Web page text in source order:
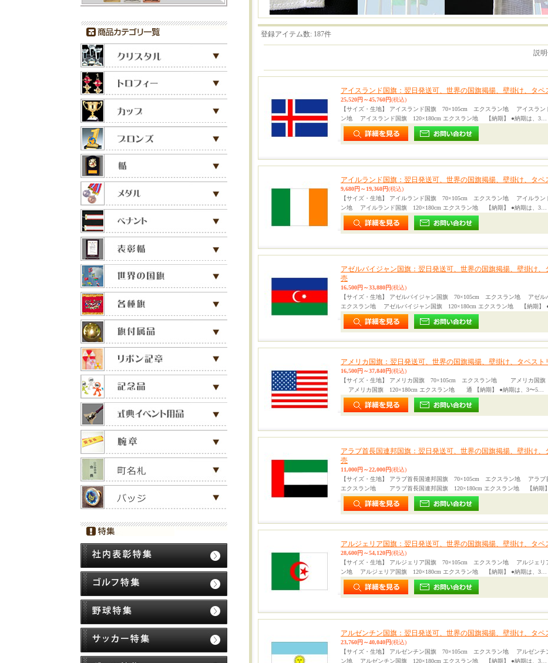
登録アイテム数: 187件
説
アイスランド国旗：翌日発送可、世界の国旗掲揚、壁掛け、タ
25,520円～45,760円(税込)
【サイズ・生地】 アイスランド国旗 70×105cm エクスラン地 アイスラ
ン地 アイスランド国旗 120×180cm エクスラン地 【納期】 ●納期は、3…
アイルランド国旗：翌日発送可、世界の国旗掲揚、壁掛け、タ
9,680円～19,360円(税込)
【サイズ・生地】 アイルランド国旗 70×105cm エクスラン地 アイルラ
ン地 アイルランド国旗 120×180cm エクスラン地 【納期】 ●納期は、3…
アゼルバイジャン国旗：翌日発送可、世界の国旗掲揚、壁掛け、
売
16,500円～33,880円(税込)
【サイズ・生地】 アゼルバイジャン国旗 70×105cm エクスラン地 アゼ
エクスラン地 アゼルバイジャン国旗 120×180cm エクスラン地 【納期】
アメリカ国旗：翌日発送可、世界の国旗掲揚、壁掛け、タペスト
16,500円～37,840円(税込)
【サイズ・生地】 アメリカ国旗 70×105cm エクスラン地 アメリカ国
アメリカ国旗 120×180cm エクスラン地 通 【納期】 ●納期は、3〜5…
アラブ首長国連邦国旗：翌日発送可、世界の国旗掲揚、壁掛け、
売
11,000円～22,000円(税込)
【サイズ・生地】 アラブ首長国連邦国旗 70×105cm エクスラン地 アラ
エクスラン地 アラブ首長国連邦国旗 120×180cm エクスラン地 【納期
アルジェリア国旗：翌日発送可、世界の国旗掲揚、壁掛け、タ
28,600円～54,120円(税込)
【サイズ・生地】 アルジェリア国旗 70×105cm エクスラン地 アルジェ
ン地 アルジェリア国旗 120×180cm エクスラン地 【納期】 ●納期は、3…
アルゼンチン国旗：翌日発送可、世界の国旗掲揚、壁掛け、タ
23,760円～40,040円(税込)
【サイズ・生地】 アルゼンチン国旗 70×105cm エクスラン地 アルゼン
ン地 アルゼンチン国旗 120×180cm エクスラン地 【納期】 ●納期は、3…